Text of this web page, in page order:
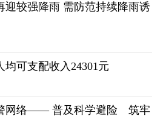
迎较强降雨 需防范持续降雨诱
可支配收入24301元
网络—— 普及科学避险 筑牢